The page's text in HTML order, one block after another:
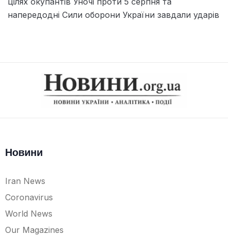
напередодні Сили оборони України завдали ударів
Новини
Iran News
Coronavirus
World News
Our Magazines